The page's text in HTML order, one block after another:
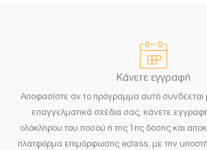
Κάνετε εγγραφή
Αποφασίστε αν το πρόγραμμα αυτό συνδέεται
επαγγελματικά σχέδια σας, κάνετε
ολόκληρου του ποσού ή της 1ης δόσης και
πλατφόρμα επιμόρφωσης eclass, με την